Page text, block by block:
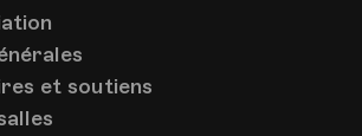
et soutiens